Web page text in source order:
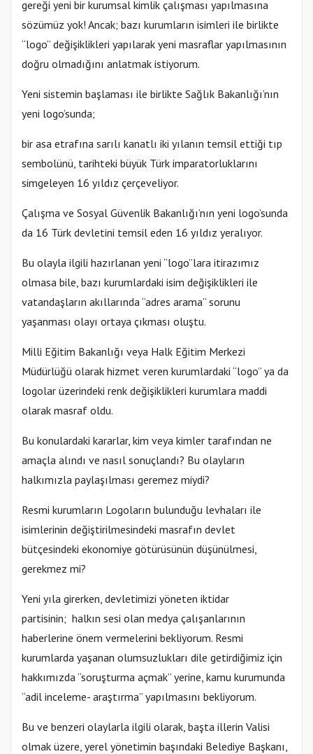
gereği yeni bir kurumsal kimlik çalışması yapılmasına
sözümüz yok! Ancak; bazı kurumların isimleri ile birlikte
“logo” değişiklikleri yapılarak yeni masraflar yapılmasının
doğru olmadığını anlatmak istiyorum.
Yeni sistemin başlaması ile birlikte Sağlık Bakanlığı’nın
yeni logo’sunda;
bir asa etrafına sarılı kanatlı iki yılanın temsil ettiği tıp
sembolünü, tarihteki büyük Türk imparatorluklarını
simgeleyen 16 yıldız çerçeveliyor.
Çalışma ve Sosyal Güvenlik Bakanlığı’nın yeni logo’sunda
da 16 Türk devletini temsil eden 16 yıldız yeralıyor.
Bu olayla ilgili hazırlanan yeni “logo”lara itirazımız
olmasa bile, bazı kurumlardaki isim değişiklikleri ile
vatandaşların akıllarında “adres arama” sorunu
yaşanması olayı ortaya çıkması oluştu.
Milli Eğitim Bakanlığı veya Halk Eğitim Merkezi
Müdürlüğü olarak hizmet veren kurumlardaki “logo” ya da
logolar üzerindeki renk değişiklikleri kurumlara maddi
olarak masraf oldu.
Bu konulardaki kararlar, kim veya kimler tarafından ne
amaçla alındı ve nasıl sonuçlandı? Bu olayların
halkımızla paylaşılması geremez miydi?
Resmi kurumların Logoların bulunduğu levhaları ile
isimlerinin değiştirilmesindeki masrafın devlet
bütçesindeki ekonomiye götürüsünün düşünülmesi,
gerekmez mi?
Yeni yıla girerken, devletimizi yöneten iktidar
partisinin; halkın sesi olan medya çalışanlarının
haberlerine önem vermelerini bekliyorum. Resmi
kurumlarda yaşanan olumsuzlukları dile getirdiğimiz için
hakkımızda “soruşturma açmak” yerine, kamu kurumunda
“adil inceleme- araştırma” yapılmasını bekliyorum.
Bu ve benzeri olaylarla ilgili olarak, başta illerin Valisi
olmak üzere, yerel yönetimin başındaki Belediye Başkanı,